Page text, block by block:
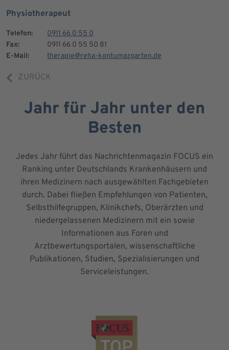
Physiotherapeut
Telefon:
0911 66 0 55 0
Fax:
0911 66 0 55 50 81
E-Mail:
therapie@reha-kontumazgarten.de
ZURÜCK
Jahr für Jahr unter den
Besten
Jedes Jahr führt das Nachrichtenmagazin FOCUS ein
Ranking unter Deutschlands Krankenhäusern und
ihren Medizinern nach ausgewählten Fachgebieten
durch. Dabei fließen Empfehlungen von Patienten,
Selbsthilfegruppen, Klinikchefs, Oberärzten und
niedergelassenen Medizinern mit ein sowie
Informationen aus Foren und
Arztbewertungsportalen, wissenschaftliche
Publikationen, Studien, Spezialisierungen und
Serviceleistungen.